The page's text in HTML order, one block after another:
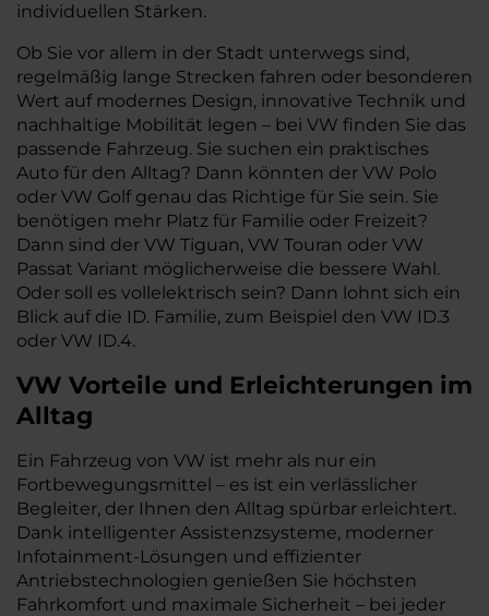
individuellen Stärken.
Ob Sie vor allem in der Stadt unterwegs sind,
regelmäßig lange Strecken fahren oder besonderen
Wert auf modernes Design, innovative Technik und
nachhaltige Mobilität legen – bei VW finden Sie das
passende Fahrzeug. Sie suchen ein praktisches
Auto für den Alltag? Dann könnten der VW Polo
oder VW Golf genau das Richtige für Sie sein. Sie
benötigen mehr Platz für Familie oder Freizeit?
Dann sind der VW Tiguan, VW Touran oder VW
Passat Variant möglicherweise die bessere Wahl.
Oder soll es vollelektrisch sein? Dann lohnt sich ein
Blick auf die ID. Familie, zum Beispiel den VW ID.3
oder VW ID.4.
VW Vorteile und Erleichterungen im
Alltag
Ein Fahrzeug von VW ist mehr als nur ein
Fortbewegungsmittel – es ist ein verlässlicher
Begleiter, der Ihnen den Alltag spürbar erleichtert.
Dank intelligenter Assistenzsysteme, moderner
Infotainment-Lösungen und effizienter
Antriebstechnologien genießen Sie höchsten
Fahrkomfort und maximale Sicherheit – bei jeder